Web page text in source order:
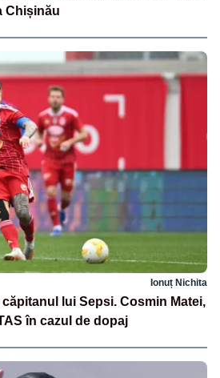
Chișinău
Ionuț Nichita
lui Sepsi. Cosmin Matei,
în cazul de dopaj